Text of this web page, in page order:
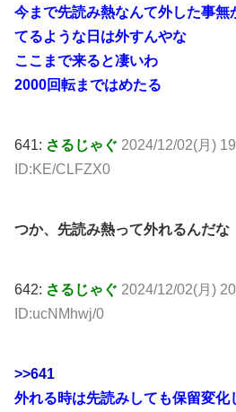
今まで先読み熱なんて外した事無
てるような日は外すんやな
ここまで来ると凄いわ
2000回転まではめたる
641: さるじゃぐ 2024/12/02(月)
ID:KE/CLFZX0
つか、先読み熱って外れるんだな
642: さるじゃぐ 2024/12/02(月)
ID:ucNMhwj/0
>>641
外れる時は先読みしても保留変化